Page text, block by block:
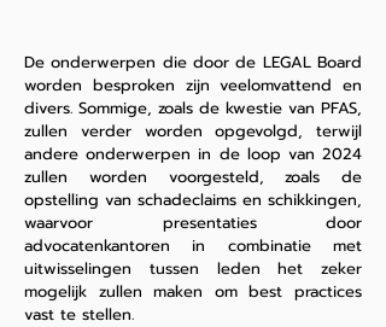
De onderwerpen die door de LEGAL Board
worden besproken zijn veelomvattend en
divers. Sommige, zoals de kwestie van PFAS,
zullen verder worden opgevolgd, terwijl
andere onderwerpen in de loop van 2024
zullen worden voorgesteld, zoals de
opstelling van schadeclaims en schikkingen,
waarvoor presentaties door
advocatenkantoren in combinatie met
uitwisselingen tussen leden het zeker
mogelijk zullen maken om best practices
vast te stellen.